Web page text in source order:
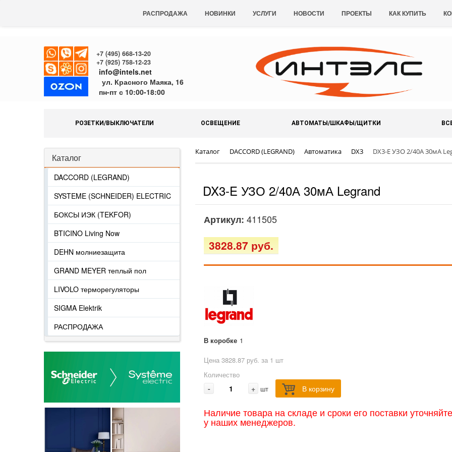
РАСПРОДАЖА НОВИНКИ УСЛУГИ НОВОСТИ ПРОЕКТЫ КАК КУПИТЬ
+7 (495) 668-13-20
+7 (925) 758-12-23
info@intels.net
ул. Красного Маяка, 16
пн-пт с 10:00-18:00
РОЗЕТКИ/ВЫКЛЮЧАТЕЛИ ОСВЕЩЕНИЕ АВТОМАТЫ/ШКАФЫ/ЩИТКИ
Каталог
DACCORD (LEGRAND)
SYSTEME (SCHNEIDER) ELECTRIC
БОКСЫ ИЭК (TEKFOR)
BTICINO Living Now
DEHN молниезащита
GRAND MEYER теплый пол
LIVOLO терморегуляторы
SIGMA Elektrik
РАСПРОДАЖА
Каталог DACCORD (LEGRAND) Автоматика DX3 DX3-E УЗО 2/40А 30мА
DX3-E УЗО 2/40А 30мА Legrand
Артикул: 411505
3828.87 руб.
В коробке 1
Цена 3828.87 руб. за 1 шт
Количество
- + шт В корзину
Наличие товара на складе и сроки его поставки
у наших менеджеров.